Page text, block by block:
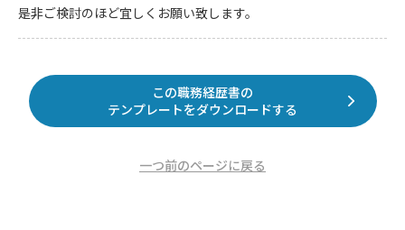
是非ご検討のほど宜しくお願い致します。
この職務経歴書の
テンプレートをダウンロードする
一つ前のページに戻る